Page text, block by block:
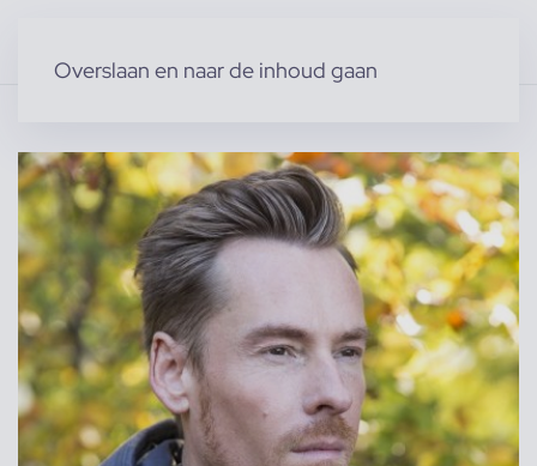
Overslaan en naar de inhoud gaan